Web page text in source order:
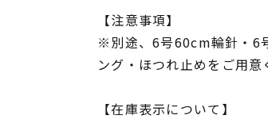
【注意事項】
※別途、6号60cm輪針・6
ング・ほつれ止めをご用意
【在庫表示について】